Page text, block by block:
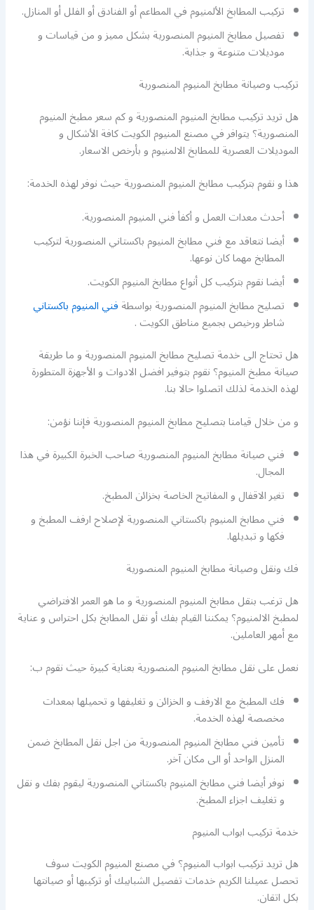
تركيب المطابخ الألمنيوم في المطاعم أو الفنادق أو الفلل أو المنازل.
تفصيل مطابخ المنيوم المنصورية بشكل مميز و من قياسات و
موديلات متنوعة و جذابة.
تركيب وصيانة مطابخ المنيوم المنصورية
هل تريد تركيب مطابخ المنيوم المنصورية و كم سعر مطبخ المنيوم
المنصورية؟ يتوافر في مصنع المنيوم الكويت كافة الأشكال و
الموديلات العصرية للمطابخ الالمنيوم و بأرخص الاسعار.
هذا و نقوم بتركيب مطابخ المنيوم المنصورية حيث نوفر لهذه الخدمة:
أحدث معدات العمل و أكفأ فني المنيوم المنصورية.
أيضا نتعاقد مع فني مطابخ المنيوم باكستاني المنصورية لتركيب
المطابخ مهما كان نوعها.
أيضا نقوم بتركيب كل أنواع مطابخ المنيوم الكويت.
تصليح مطابخ المنيوم المنصورية بواسطةفني المنيوم باكستاني
شاطر ورخيص بجميع مناطق الكويت .
هل تحتاج الى خدمة تصليح مطابخ المنيوم المنصورية و ما طريقة
صيانة مطبخ المنيوم؟ نقوم بتوفير افضل الادوات و الأجهزة المتطورة
لهذه الخدمة لذلك اتصلوا حالا بنا.
و من خلال قيامنا بتصليح مطابخ المنيوم المنصورية فإننا نؤمن:
فني صيانة مطابخ المنيوم المنصورية صاحب الخبرة الكبيرة في هذا
المجال.
تغير الاقفال و المفاتيح الخاصة بخزائن المطبخ.
فني مطابخ المنيوم باكستاني المنصورية لإصلاح ارفف المطبخ و
فكها و تبديلها.
فك ونقل وصيانة مطابخ المنيوم المنصورية
هل ترغب بنقل مطابخ المنيوم المنصورية و ما هو العمر الافتراضي
لمطبخ الالمنيوم؟ يمكننا القيام بفك أو نقل المطابخ بكل احتراس و عناية
مع أمهر العاملين.
نعمل على نقل مطابخ المنيوم المنصورية بعناية كبيرة حيث نقوم ب:
فك المطبخ مع الارفف و الخزائن و تغليفها و تحميلها بمعدات
مخصصة لهذه الخدمة.
تأمين فني مطابخ المنيوم المنصورية من اجل نقل المطابخ ضمن
المنزل الواحد أو الى مكان آخر.
نوفر أيضا فني مطابخ المنيوم باكستاني المنصورية ليقوم بفك و نقل
و تغليف اجزاء المطبخ.
خدمة تركيب ابواب المنيوم
هل تريد تركيب ابواب المنيوم؟ في مصنع المنيوم الكويت سوف
تحصل عميلنا الكريم خدمات تفصيل الشبابيك أو تركيبها أو صيانتها
بكل اتقان.